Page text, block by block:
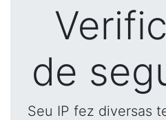
de
Seu IP fez diversas